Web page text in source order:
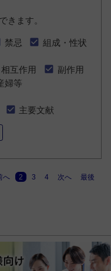
きます。
禁忌
組成・性状
相互作用
副作用
婦等
主要文献
へ 2 3 4 次へ 最後